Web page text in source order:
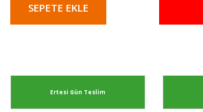
SEPETE EKLE
Ertesi Gün Teslim